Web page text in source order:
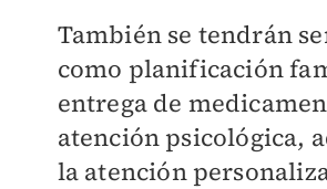
También se tendrán
como planificación
entrega de
atención psicológica,
la atención